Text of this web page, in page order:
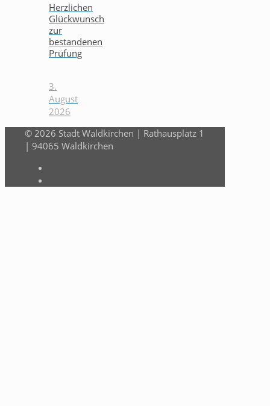
Herzlichen
Glückwunsch
zur
bestandenen
Prüfung
3.
August
2026
© 2026 Stadt Waldkirchen | Rathausplatz 1
| 94065 Waldkirchen